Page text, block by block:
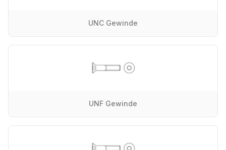
UNC Gewinde
UNF Gewinde